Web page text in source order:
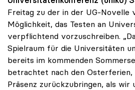
Freitag zu der in der UG-Novelle
Möglichkeit, das Testen an
verpflichtend vorzuschreiben.
Spielraum für die Universitäten
bereits im kommenden
betrachtet nach den Osterferien,
Präsenz zurückzubringen, als wir